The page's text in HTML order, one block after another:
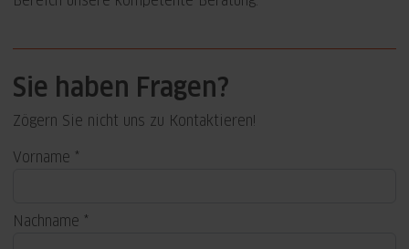
Vorname
Nachname
Sie haben Fragen?
Zögern Sie nicht uns zu Kontaktieren!